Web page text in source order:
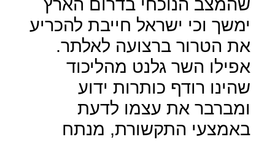
ימשך וכי ישראל חייבת להכריע
את הטרור ברצועה לאלתר.
אפילו השר גלנט מהליכוד
שהינו רודף כותרות ידוע
ומברבר את עצמו לדעת
באמצעי התקשורת, מנתח